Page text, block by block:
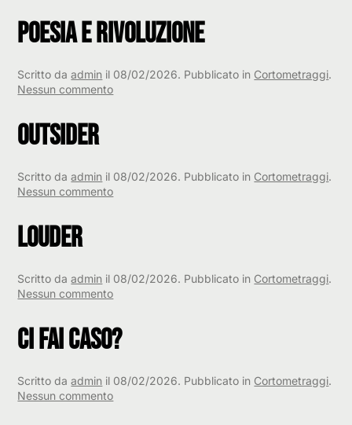
l’ignobile
virtù
far
troppo)
Poesia e Rivoluzione
Scritto daadmin il 08/02/2026. Pubblicato in Cortometraggi.
Nessun commentosu
Outsider
Scritto daadmin il 08/02/2026. Pubblicato in Cortometraggi.
Nessun commentosu
Louder
Scritto daadmin il 08/02/2026. Pubblicato in Cortometraggi.
Nessun commentosu
Ci fai caso?
Scritto daadmin il 08/02/2026. Pubblicato in Cortometraggi.
Nessun commentosu